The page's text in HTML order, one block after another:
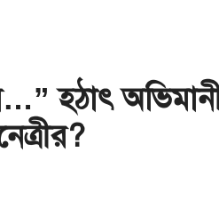
হঠাৎ অভিমানী